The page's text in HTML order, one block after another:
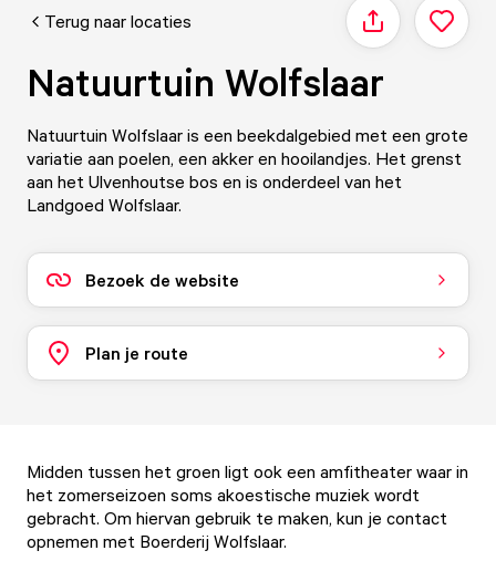
Terug naar locaties Delen
Natuurtuin Wolfslaar
Natuurtuin Wolfslaar is een beekdalgebied met een grote
variatie aan poelen, een akker en hooilandjes. Het grenst
aan het Ulvenhoutse bos en is onderdeel van het
Landgoed Wolfslaar.
Bezoek de website
Plan je route
Midden tussen het groen ligt ook een amfitheater waar in
het zomerseizoen soms akoestische muziek wordt
gebracht. Om hiervan gebruik te maken, kun je contact
opnemen met Boerderij Wolfslaar.